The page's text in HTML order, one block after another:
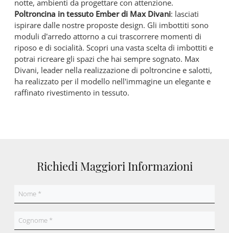
notte, ambienti da progettare con attenzione.
Poltroncina in tessuto Ember di Max Divani: lasciati
ispirare dalle nostre proposte design. Gli imbottiti sono
moduli d’arredo attorno a cui trascorrere momenti di
riposo e di socialità. Scopri una vasta scelta di imbottiti e
potrai ricreare gli spazi che hai sempre sognato. Max
Divani, leader nella realizzazione di poltroncine e salotti,
ha realizzato per il modello nell'immagine un elegante e
raffinato rivestimento in tessuto.
Richiedi Maggiori Informazioni